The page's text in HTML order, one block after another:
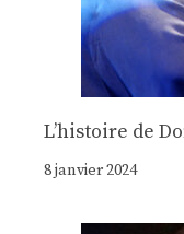
Lʼhistoire de
8 janvier 2024